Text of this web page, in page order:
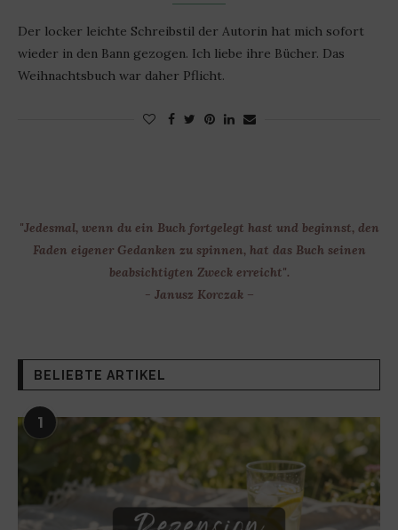
Der locker leichte Schreibstil der Autorin hat mich sofort
wieder in den Bann gezogen. Ich liebe ihre Bücher. Das
Weihnachtsbuch war daher Pflicht.
"Jedesmal, wenn du ein Buch fortgelegt hast und beginnst, den
Faden eigener Gedanken zu spinnen, hat das Buch seinen
beabsichtigten Zweck erreicht".
- Janusz Korczak –
BELIEBTE ARTIKEL
1